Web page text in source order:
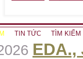
TIN TỨC TÌM KIẾM
EDA.,